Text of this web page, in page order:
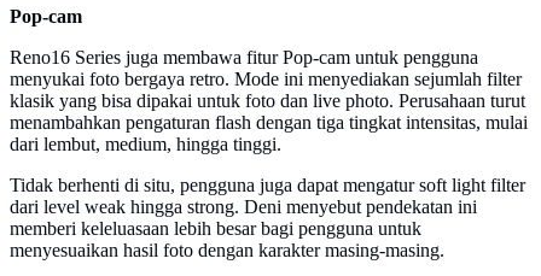
Pop-cam
Reno16 Series juga membawa fitur Pop-cam untuk pengguna
menyukai foto bergaya retro. Mode ini menyediakan sejumlah filter
klasik yang bisa dipakai untuk foto dan live photo. Perusahaan turut
menambahkan pengaturan flash dengan tiga tingkat intensitas, mulai
dari lembut, medium, hingga tinggi.
Tidak berhenti di situ, pengguna juga dapat mengatur soft light filter
dari level weak hingga strong. Deni menyebut pendekatan ini
memberi keleluasaan lebih besar bagi pengguna untuk
menyesuaikan hasil foto dengan karakter masing-masing.